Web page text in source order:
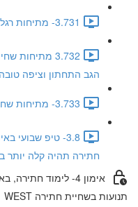
3.731- מתיחות רגליים- מתיחת קרסול על הקיר (1:58)
3.732
הגב התחתון וציפה טובה
3.733- מתיחות שחיינים, מתיחת מפשעה (1:06)
חתירה תהיה קלה יותר
אימון 4- לימוד
תנועות בשחיית חתירה WEST